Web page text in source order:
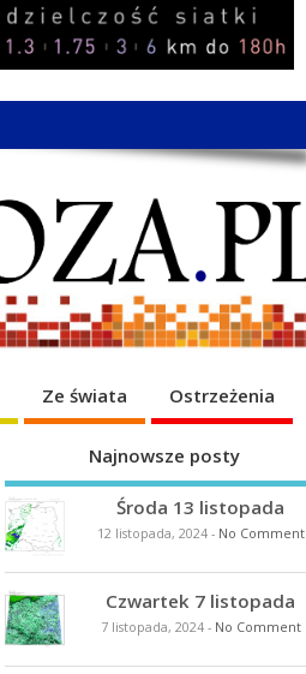
Ze świata Ostrzeżenia
Najnowsze posty
Środa 13 listopada
12 listopada, 2024- No Comment
Czwartek 7 listopada
7 listopada, 2024- No Comment